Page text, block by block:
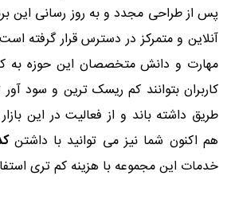
پس از طراحی مجدد و به روز رسانی این
آنلاین و متمرکز در دسترس قرار گرفته
مهارت و دانش متخصصان این حوزه به
کاربران بتوانند کم ریسک ترین و سود آور
طریق داشته باند و از فعالیت در این
هم اکنون شما نیز می توانید با داشتن
خدمات این مجموعه با هزینه کم تری